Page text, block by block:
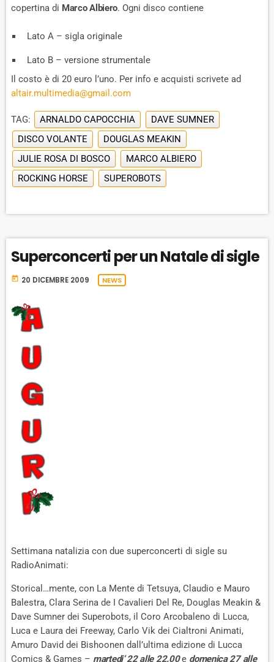
copertina di Marco Albiero. Ogni disco contiene
Lato A – sigla originale
Lato B – versione strumentale
Il costo è di 20 euro l’uno. Per info e acquisti scrivete ad
altair.multimedia@gmail.com
TAG: ARNALDO CAPOCCHIA
DAVE SUMNER
DISCO VOLANTE
DOUGLAS MEAKIN
JULIE ROSA DI BOSCO
MARCO ALBIERO
ROCKING HORSE
SUPEROBOTS
Superconcerti per un Natale di sigle
today 20 DICEMBRE 2009 NEWS
Settimana natalizia con due superconcerti di sigle su
RadioAnimati:
Storical…mente, con La Mente di Tetsuya, Claudio e Mauro
Balestra, Clara Serina de I Cavalieri Del Re, Douglas Meakin &
Dave Sumner dei Superobots, il Coro Arcobaleno di Lucca,
Luca e Laura dei Freeway, Carlo Vik dei Cialtroni Animati,
Amuro David dei Bishoonen dall’ultima edizione di Lucca
Comics & Games – martedi’ 22 alle 22.00e domenica 27 alle